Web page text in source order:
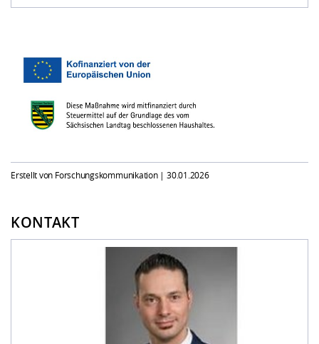
Erstellt von Forschungskommunikation |30.01.2026
KONTAKT